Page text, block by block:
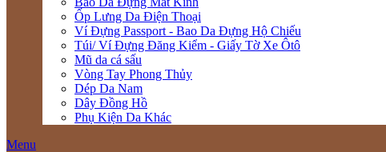
Ốp Lưng Da Điện Thoại
Ví Đựng Passport - Bao Da Đựng Hộ Chiếu
Túi/ Ví Đựng Đăng Kiểm - Giấy Tờ Xe Ôtô
Mũ da cá sấu
Vòng Tay Phong Thủy
Dép Da Nam
Dây Đồng Hồ
Phụ Kiện Da Khác
Menu